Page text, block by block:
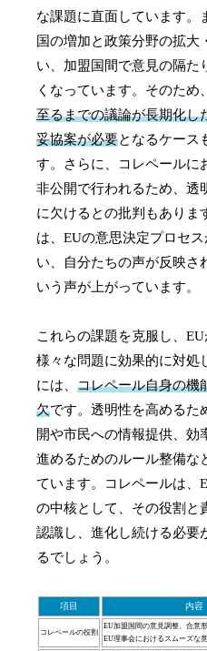
な課題に直面しています。
国の増加と政策分野の拡大
い、加盟国間で意見の隔た
くなっています。そのため
至るまでの議論が長期化し
妥協案が必要となるケース
す。さらに、コレペールに
非公開で行われるため、透
に欠けるとの批判もありま
は、EUの意思決定プロセス
い、自分たちの声が反映さ
いう声が上がっています。
これらの課題を克服し、
様々な問題に効果的に対処
には、コレペール自身の機
欠です。透明性を高めるた
開や市民への情報提供、効
進めるためのルール整備な
ています。コレペールは、
の中核として、その役割と
認識し、進化し続ける必要
るでしょう。
項目 内容
コレペールの役割
EU加盟国間の意見調整、合意
EU理事会におけるスムーズな